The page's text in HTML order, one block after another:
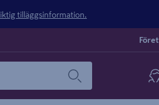
tilläggsinformation.